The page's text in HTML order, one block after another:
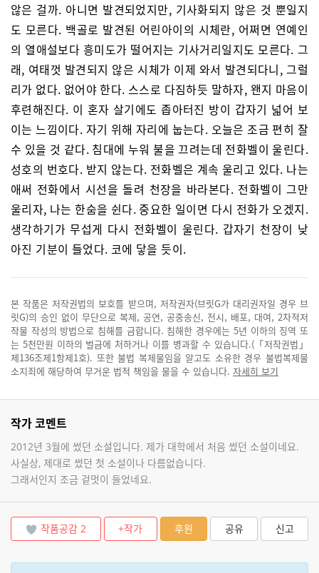
않은 걸까. 아니면 발견되었지만, 기사화되지 않은 것 뿐일지
도 모른다. 백골로 발견된 어린아이의 시체란, 어쩌면 연예인
의 열애설보다 흥미도가 떨어지는 기사거리일지도 모른다. 그
래, 여태껏 발견되지 않은 시체가 이제 와서 발견되다니, 그럴
리가 없다. 없어야 한다. 스스로 다짐하듯 말하자, 왠지 마음이
후련해진다. 이 혼자 살기에도 좁아터진 방이 갑자기 넓어 보
이는 느낌이다. 자기 위해 자리에 눕는다. 오늘은 조금 편히 잘
수 있을 것 같다. 침대에 누워 불을 끄려는데 전화벨이 울린다.
성호의 번호다. 받지 않는다. 전화벨은 계속 울리고 있다. 나는
애써 전화에서 시선을 돌려 천장을 바라본다. 전화벨이 그만
울리자, 나는 한숨을 쉰다. 중요한 일이면 다시 전화가 오겠지.
생각하기가 무섭게 다시 전화벨이 울린다. 갑자기 천장이 낮
아진 기분이 들었다. 코에 닿을 듯이.
본 작품은 저작권법의 보호를 받으며, 저작권자(브릿G가 대리권자일 경우 브
릿G)의 승인 없이 무단으로 복제, 공연, 공중송신, 전시, 배포, 대여, 2차적저
작물 작성의 방법으로 침해를 금합니다. 침해한 경우에는 5년 이하의 징역 또
는 5천만원 이하의 벌금에 처하거나 이를 병과할 수 있습니다.(「저작권법」
제136조제1항제1호). 또한 불법 복제물임을 알고도 소유한 경우 불법복제물
소지죄에 해당하여 무거운 법적 책임을 물을 수 있습니다. 자세히 보기
작가 코멘트
2012년 3월에 썼던 소설입니다. 제가 대학에서 처음 썼던 소설이네요.
사실상, 제대로 썼던 첫 소설이나 다름없습니다.
그래서인지 조금 겉멋이 들었네요.
작품공감 2 +작가 후원 공유 신고